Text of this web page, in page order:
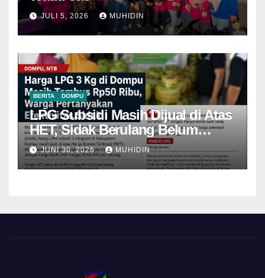
JULI 5, 2026 MUHIDIN
BERITA DOMPU
LPG Subsidi Masih Dijual di Atas
HET, Sidak Berulang Belum
Mampu Menekan Harga
JUNI 30, 2026 MUHIDIN